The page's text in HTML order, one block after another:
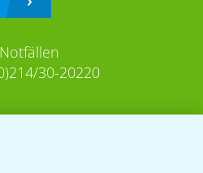
30-20220